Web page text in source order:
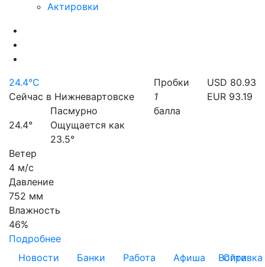
24.4°C
Сейчас в Нижневартовске
24.4°
Пасмурно
Ощущается как
23.5°
Ветер
4 м/с
Давление
752 мм
Влажность
46%
Подробнее
Пробки
1
балла
USD 80.93
EUR 93.19
Актировки
Новости Банки Работа Афиша Справка
Войти